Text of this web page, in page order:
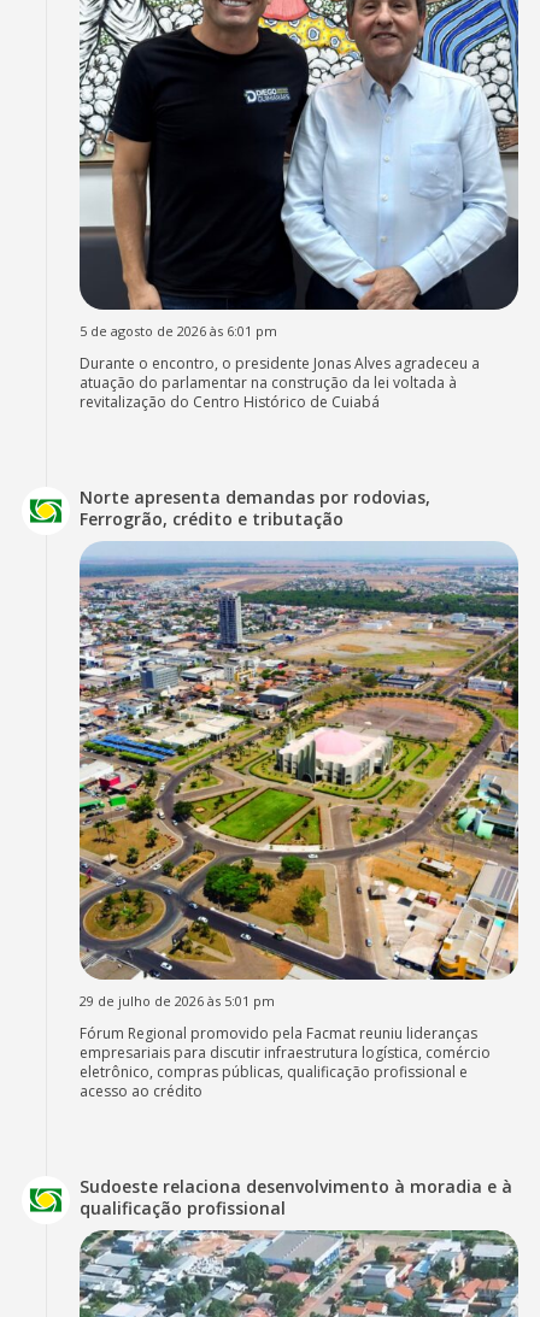
5 de agosto de 2026 às 6:01 pm
Durante o encontro, o presidente Jonas Alves agradeceu a
atuação do parlamentar na construção da lei voltada à
revitalização do Centro Histórico de Cuiabá
Norte apresenta demandas por rodovias,
Ferrogrão, crédito e tributação
29 de julho de 2026 às 5:01 pm
Fórum Regional promovido pela Facmat reuniu lideranças
empresariais para discutir infraestrutura logística, comércio
eletrônico, compras públicas, qualificação profissional e
acesso ao crédito
Sudoeste relaciona desenvolvimento à moradia e à
qualificação profissional